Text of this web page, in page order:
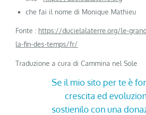
che fai il nome di Monique Mathieu
Fonte : https://ducielalaterre.org/le-
la-fin-des-temps/fr/
Traduzione a cura di Cammina nel Sole
Se il mio sito per te è
crescita ed
sostienilo con una